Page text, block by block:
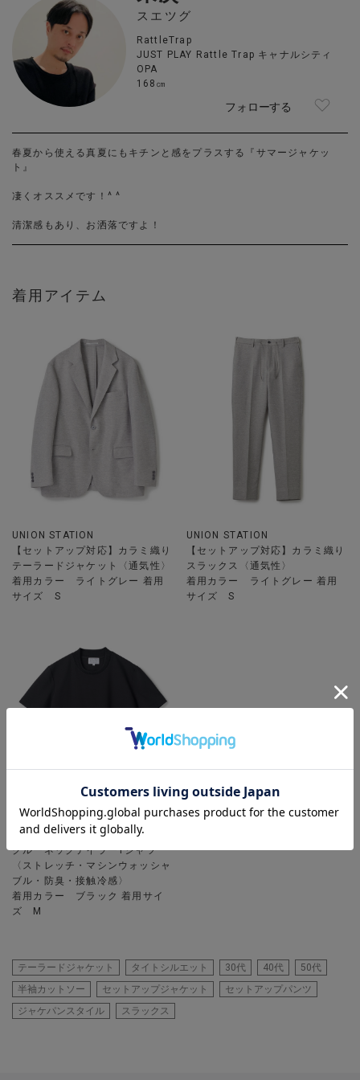
スエツグ
RattleTrap
JUST PLAY Rattle Trap キャナルシティ
OPA
168㎝
フォローする
春夏から使える真夏にもキチンと感をプラスする『サマージャケッ
ト』
凄くオススメです！^ ^
清潔感もあり、お洒落ですよ！
着用アイテム
UNION STATION
【セットアップ対応】カラミ織り
テーラードジャケット〈通気性〉
着用カラー ライトグレー 着用
サイズ S
UNION STATION
【セットアップ対応】カラミ織り
スラックス〈通気性〉
着用カラー ライトグレー 着用
サイズ S
UNION STATION
クルーネックテイラーTシャツ
〈ストレッチ・マシンウォッシャ
ブル・防臭・接触冷感〉
着用カラー ブラック 着用サイ
ズ M
テーラードジャケット タイトシルエット 30代 40代
50代
半袖カットソー
セットアップジャケット
セットアップパンツ
ジャケパンスタイル
スラックス